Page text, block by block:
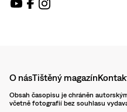
O násTištěný magazín
Obsah časopisu je chráněn
včetně fotografií bez souhlasu